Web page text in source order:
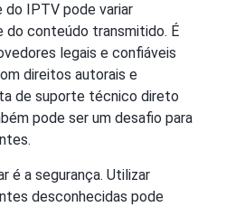
do IPTV pode variar
do conteúdo transmitido. É
legais e confiáveis
direitos autorais e
de suporte técnico direto
pode ser um desafio para
é a segurança. Utilizar
desconhecidas pode